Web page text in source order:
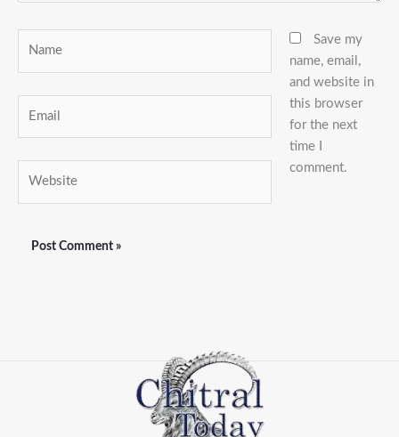
Save my
name, email,
and website in
this browser
for the next
time I
comment.